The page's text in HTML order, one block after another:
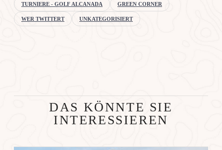
TURNIERE - GOLF ALCANADA GREEN CORNER
WER TWITTERT UNKATEGORISIERT
DAS KÖNNTE SIE
INTERESSIEREN